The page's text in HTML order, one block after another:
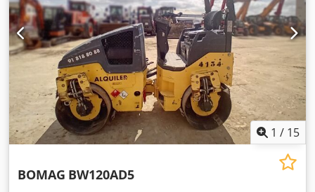
1 / 15
BOMAG BW120AD5